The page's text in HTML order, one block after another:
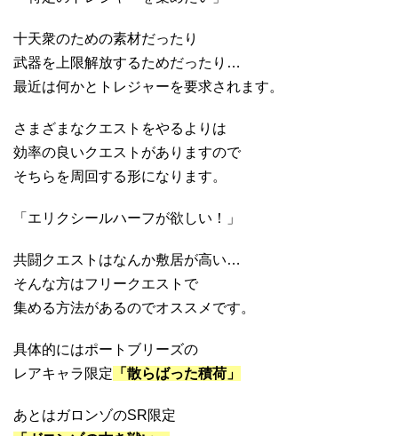
十天衆のための素材だったり
武器を上限解放するためだったり…
最近は何かとトレジャーを要求されます。
さまざまなクエストをやるよりは
効率の良いクエストがありますので
そちらを周回する形になります。
「エリクシールハーフが欲しい！」
共闘クエストはなんか敷居が高い…
そんな方はフリークエストで
集める方法があるのでオススメです。
具体的にはポートブリーズの
レアキャラ限定 「散らばった積荷」
あとはガロンゾのSR限定